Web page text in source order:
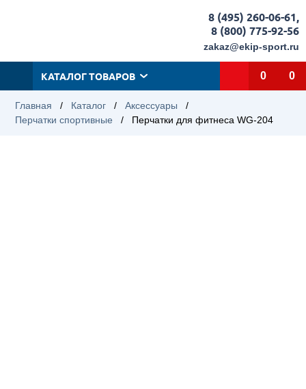
8 (495) 260-06-61,
8 (800) 775-92-56
zakaz@ekip-sport.ru
КАТАЛОГ ТОВАРОВ 0 0
Главная / Каталог / Аксессуары
/
Перчатки спортивные
/ Перчатки для фитнеса WG-204